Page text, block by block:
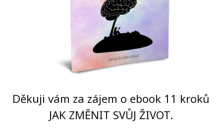
Děkuji vám za zájem o ebook 11 kroků
JAK ZMĚNIT SVŮJ ŽIVOT.